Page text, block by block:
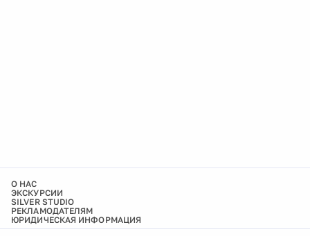
О НАС
ЭКСКУРСИИ
SILVER STUDIO
РЕКЛАМОДАТЕЛЯМ
ЮРИДИЧЕСКАЯ ИНФОРМАЦИЯ